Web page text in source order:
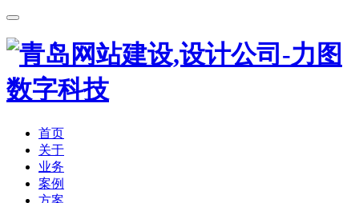
首页
关于
业务
案例
方案